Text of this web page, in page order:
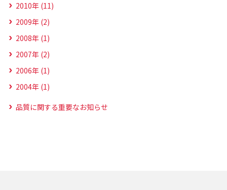
2010年 (11)
2009年 (2)
2008年 (1)
2007年 (2)
2006年 (1)
2004年 (1)
品質に関する重要なお知らせ